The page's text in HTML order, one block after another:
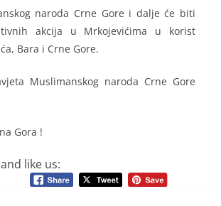
naroda Crne Gore i dalje će biti
akcija u Mrkojevićima u korist
Bara i Crne Gore.
Muslimanskog naroda Crne Gore
Gora !
like us: